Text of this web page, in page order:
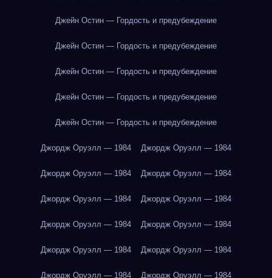
Джейн Остин — Гордость и предубеждение
Джейн Остин — Гордость и предубеждение
Джейн Остин — Гордость и предубеждение
Джейн Остин — Гордость и предубеждение
Джейн Остин — Гордость и предубеждение
Джордж Оруэлл — 1984 Джордж Оруэлл — 1984
Джордж Оруэлл — 1984 Джордж Оруэлл — 1984
Джордж Оруэлл — 1984 Джордж Оруэлл — 1984
Джордж Оруэлл — 1984 Джордж Оруэлл — 1984
Джордж Оруэлл — 1984 Джордж Оруэлл — 1984
Джордж Оруэлл — 1984 Джордж Оруэлл — 1984